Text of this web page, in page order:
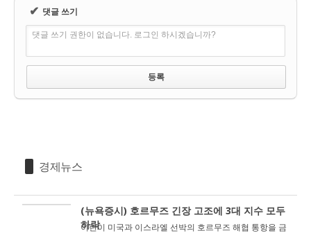
✔ 댓글 쓰기
댓글 쓰기 권한이 없습니다. 로그인 하시겠습니까?
경제뉴스
(뉴욕증시) 호르무즈 긴장 고조에 3대 지수 모두
하락
이란이 미국과 이스라엘 선박의 호르무즈 해협 통항을 금